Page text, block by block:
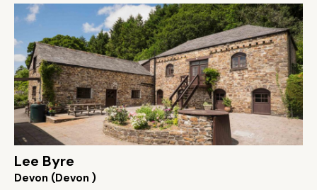
Lee Byre
Devon (Devon )